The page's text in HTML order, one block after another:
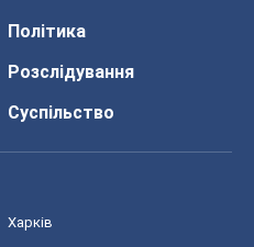
Політика
Розслідування
Суспільство
Харків